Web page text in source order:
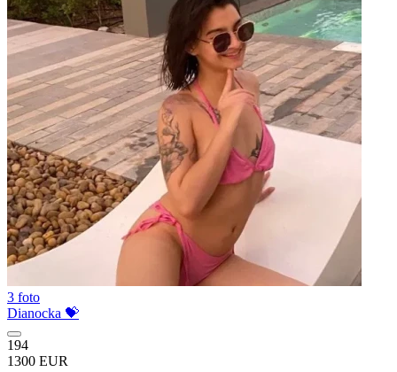
3 foto
Dianocka 💝
194
1300 EUR